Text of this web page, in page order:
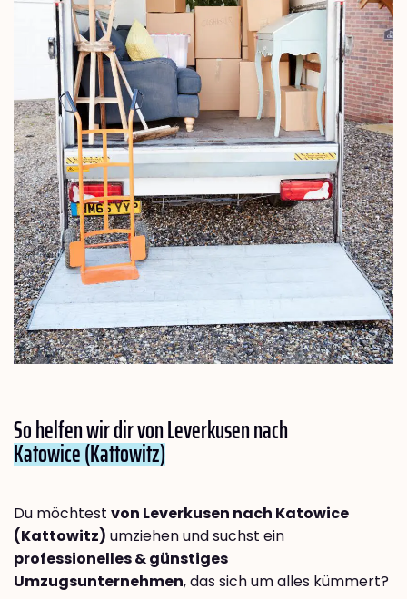
So helfen wir dir von Leverkusen nach
Katowice (Kattowitz)
Du möchtest von Leverkusen nach Katowice
(Kattowitz) umziehen und suchst ein
professionelles & günstiges
Umzugsunternehmen, das sich um alles kümmert?